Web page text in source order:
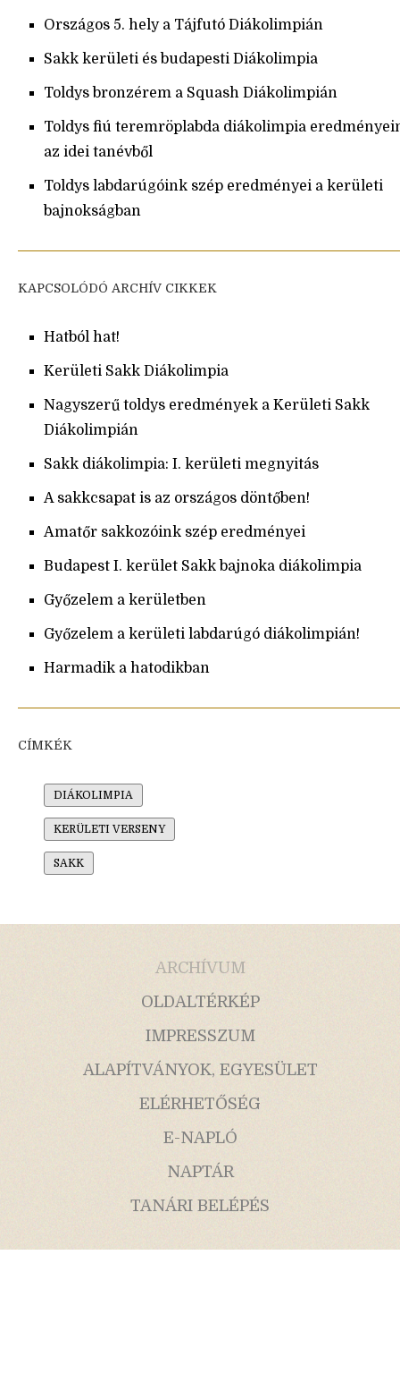
Országos 5. hely a Tájfutó Diákolimpián
Sakk kerületi és budapesti Diákolimpia
Toldys bronzérem a Squash Diákolimpián
Toldys fiú teremröplabda diákolimpia
az idei tanévből
Toldys labdarúgóink szép eredményei a kerületi
bajnokságban
KAPCSOLÓDÓ ARCHÍV CIKKEK
Hatból hat!
Kerületi Sakk Diákolimpia
Nagyszerű toldys eredmények a Kerületi Sakk
Diákolimpián
Sakk diákolimpia: I. kerületi megnyitás
A sakkcsapat is az országos döntőben!
Amatőr sakkozóink szép eredményei
Budapest I. kerület Sakk bajnoka diákolimpia
Győzelem a kerületben
Győzelem a kerületi labdarúgó diákolimpián!
Harmadik a hatodikban
CÍMKÉK
DIÁKOLIMPIA
KERÜLETI VERSENY
SAKK
ARCHÍVUM
OLDALTÉRKÉP
IMPRESSZUM
ALAPÍTVÁNYOK, EGYESÜLET
ELÉRHETŐSÉG
E-NAPLÓ
NAPTÁR
TANÁRI BELÉPÉS